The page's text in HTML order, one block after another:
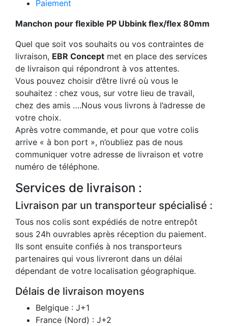
Paiement
Manchon pour flexible PP Ubbink flex/flex 80mm
Quel que soit vos souhaits ou vos contraintes de
livraison, EBR Concept met en place des services
de livraison qui répondront à vos attentes.
Vous pouvez choisir d’être livré où vous le
souhaitez : chez vous, sur votre lieu de travail,
chez des amis ….Nous vous livrons à l’adresse de
votre choix.
Après votre commande, et pour que votre colis
arrive « à bon port », n’oubliez pas de nous
communiquer votre adresse de livraison et votre
numéro de téléphone.
Services de livraison :
Livraison par un transporteur spécialisé :
Tous nos colis sont expédiés de notre entrepôt
sous 24h ouvrables après réception du paiement.
Ils sont ensuite confiés à nos transporteurs
partenaires qui vous livreront dans un délai
dépendant de votre localisation géographique.
Délais de livraison moyens
Belgique : J+1
France (Nord) : J+2